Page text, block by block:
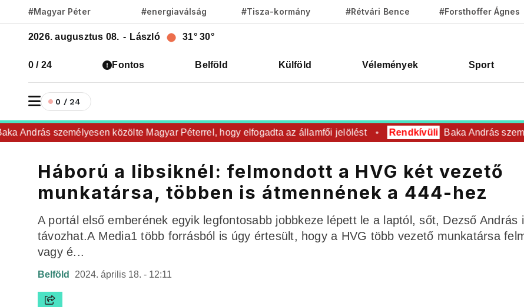
#Magyar Péter #energiaválság #Tisza-kormány #Rétvári Bence #Forsthoffer Ágnes
2026. augusztus 08. - László 31° 30°
0 / 24 Fontos Belföld Külföld Vélemények Sport
0 / 24
András személyesen közölte Magyar Péterrel, hogy elfogadta az államfői jelölést Rendkívüli Baka András
Háború a libsiknél: felmondott a HVG két vezető
munkatársa, többen is átmennének a 444-hez
A portál első emberének egyik legfontosabb jobbkeze lépett le a laptól, sőt, Dezső András
távozhat.A Media1 több forrásból is úgy értesült, hogy a HVG több vezető munkatársa
vagy é...
Belföld 2024. április 18. - 12:11